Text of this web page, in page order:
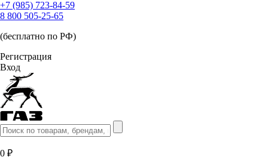
+7 (985) 723-84-59
8 800 505-25-65
(бесплатно по РФ)
Регистрация
Вход
0 ₽